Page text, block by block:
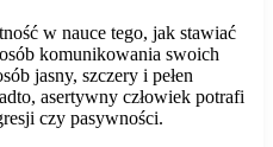
w nauce tego, jak stawiać
komunikowania swoich
jasny, szczery i pełen
asertywny człowiek potrafi
czy pasywności.